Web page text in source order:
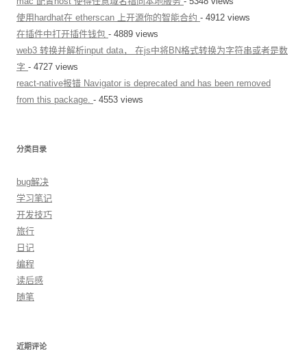
使用hardhat在 etherscan 上开源你的智能合约 - 4912 views
在插件中打开插件钱包 - 4889 views
web3 转换并解析input data， 在js中将BN格式转换为字符串或者是数
字 - 4727 views
react-native报错 Navigator is deprecated and has been removed
from this package. - 4553 views
分类目录
bug解决
学习笔记
开发技巧
旅行
日记
编程
读后感
随笔
近期评论